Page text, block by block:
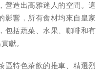
營造出高雅迷人的空間。這
影響，所有食材均來自皇家
包括蔬菜、水果、咖啡和有
獻。
區特色茶飲的推車、精選烈